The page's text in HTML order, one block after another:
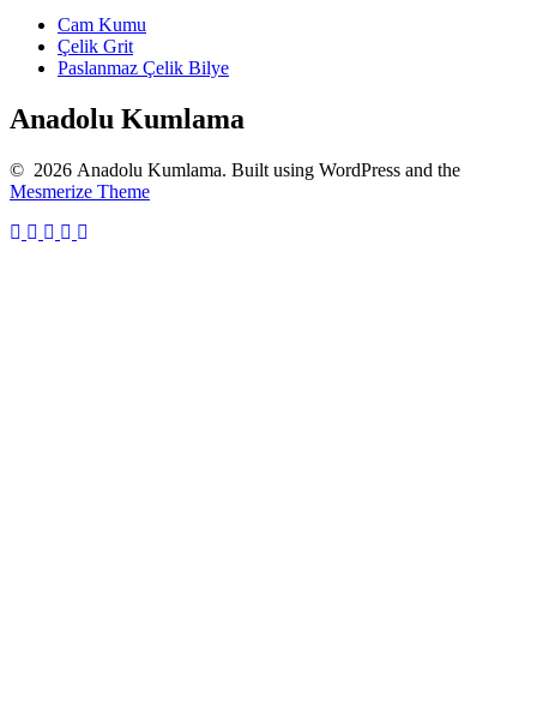
Cam Kumu
Çelik Grit
Paslanmaz Çelik Bilye
Anadolu Kumlama
© 2026 Anadolu Kumlama. Built using WordPress and the
Mesmerize Theme